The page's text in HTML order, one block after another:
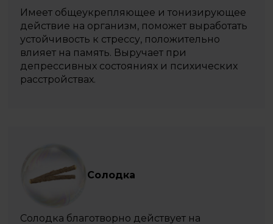
Имеет общеукрепляющее и тонизирующее
действие на организм, поможет выработать
устойчивость к стрессу, положительно
влияет на память. Выручает при
депрессивных состояниях и психических
расстройствах.
Солодка
Солодка благотворно действует на